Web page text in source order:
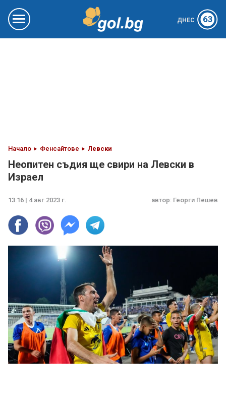
ДНЕС 63
Начало Фенсайтове Левски
Неопитен съдия ще свири на Левски в
Израел
13:16 | 4 авг 2023 г. автор: Георги Пешев